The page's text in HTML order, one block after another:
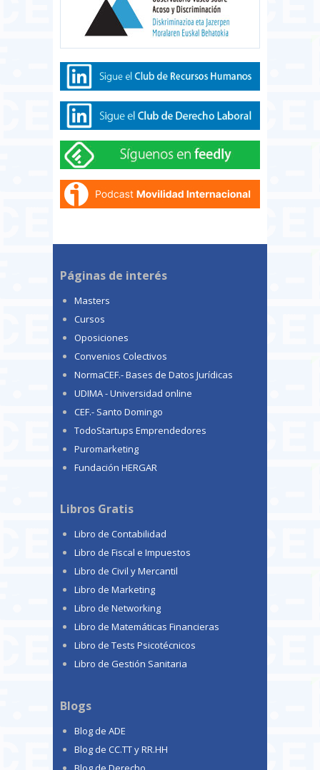
Páginas de interés
Masters
Cursos
Oposiciones
Convenios Colectivos
NormaCEF.- Bases de Datos Jurídicas
UDIMA - Universidad online
CEF.- Santo Domingo
TodoStartups Emprendedores
Puromarketing
Fundación HERGAR
Libros Gratis
Libro de Contabilidad
Libro de Fiscal e Impuestos
Libro de Civil y Mercantil
Libro de Marketing
Libro de Networking
Libro de Matemáticas Financieras
Libro de Tests Psicotécnicos
Libro de Gestión Sanitaria
Blogs
Blog de ADE
Blog de CC.TT y RR.HH